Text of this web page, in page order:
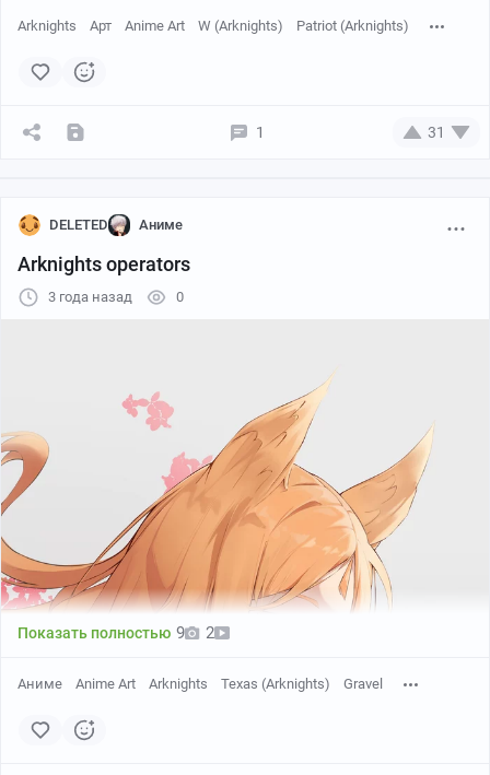
Arknights Арт Anime Art W (Arknights) Patriot (Arknights)
1 31
DELETED Аниме
Arknights operators
3 года назад 0
Показать полностью 9 2
Аниме Anime Art Arknights Texas (Arknights) Gravel